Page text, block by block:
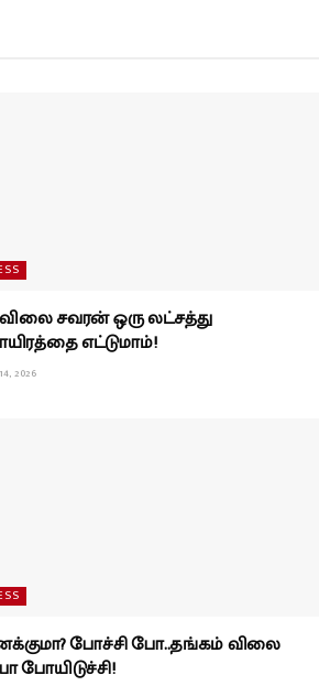
சவரன் ஒரு லட்சத்து
எட்டுமாம்!
2026
போச்சி போ..தங்கம் விலை